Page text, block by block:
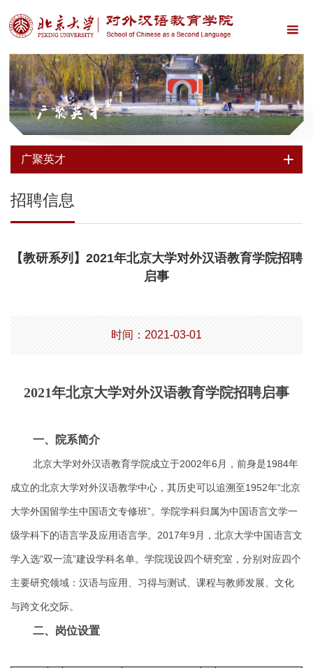
广聚英才
广聚英才
招聘信息
【教研系列】2021年北京大学对外汉语教育学院招聘
启事
时间：2021-03-01
2021年北京大学对外汉语教育学院招聘启事
一、院系简介
北京大学对外汉语教育学院成立于2002年6 月，前身是1984年
成立的北京大学对外汉语教学中心，其历史可以追溯至 1952年“北京
大学外国留学生中国语文专修班”。学院学科归属为中国语言文学一
级学科下的语言学及应用语言学。 2017年9 月，北京大学中国语言文
学入选“双一流”建设学科名单。学院现设四个研究室，分别对应四个
主要研究领域：汉语与应用、习得与测试、课程与教师发展、文化
与跨文化交际。
二、岗位设置